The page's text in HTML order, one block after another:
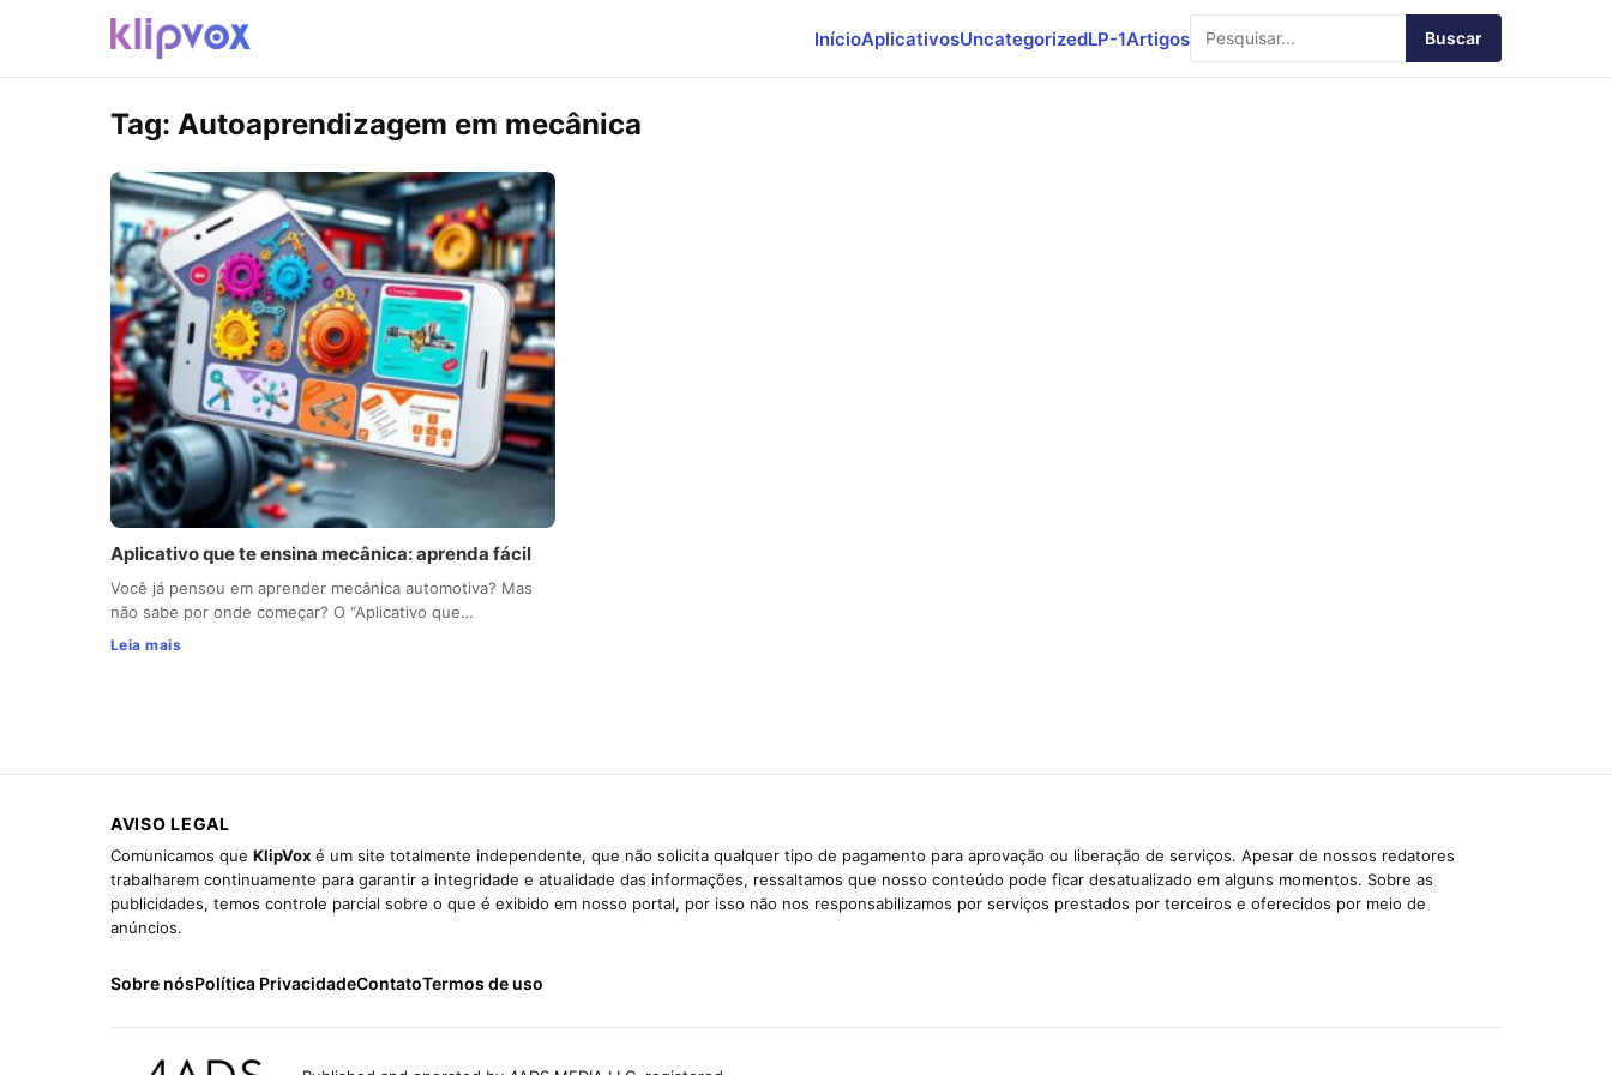
InícioAplicativosUncategorizedLP-1Artigos Buscar
Tag: Autoaprendizagem em mecânica
Aplicativo que te ensina mecânica: aprenda fácil
Você já pensou em aprender mecânica automotiva? Mas
não sabe por onde começar? O “Aplicativo que…
Leia mais
AVISO LEGAL
Comunicamos que KlipVox é um site totalmente independente, que não solicita qualquer tipo de pagamento para aprovação ou liberação de serviços. Apesar de nossos redatores
trabalharem continuamente para garantir a integridade e atualidade das informações, ressaltamos que nosso conteúdo pode ficar desatualizado em alguns momentos. Sobre as
publicidades, temos controle parcial sobre o que é exibido em nosso portal, por isso não nos responsabilizamos por serviços prestados por terceiros e oferecidos por meio de
anúncios.
Sobre nósPolítica PrivacidadeContatoTermos de uso